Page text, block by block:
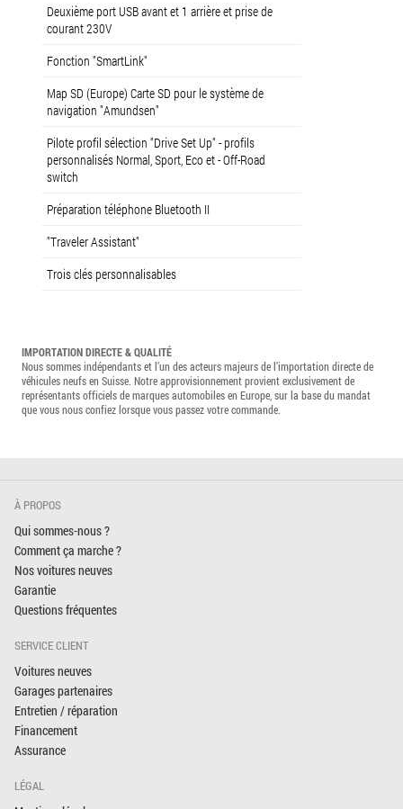
Deuxième port USB avant et 1 arrière et prise de
courant 230V
Fonction "SmartLink"
Map SD (Europe) Carte SD pour le système de
navigation "Amundsen"
Pilote profil sélection "Drive Set Up" - profils
personnalisés Normal, Sport, Eco et - Off-Road
switch
Préparation téléphone Bluetooth II
"Traveler Assistant"
Trois clés personnalisables
IMPORTATION DIRECTE & QUALITÉ
Nous sommes indépendants et l’un des acteurs majeurs de l’importation directe de
véhicules neufs en Suisse. Notre approvisionnement provient exclusivement de
représentants officiels de marques automobiles en Europe, sur la base du mandat
que vous nous confiez lorsque vous passez votre commande.
À PROPOS
Qui sommes-nous ?
Comment ça marche ?
Nos voitures neuves
Garantie
Questions fréquentes
SERVICE CLIENT
Voitures neuves
Garages partenaires
Entretien / réparation
Financement
Assurance
LÉGAL